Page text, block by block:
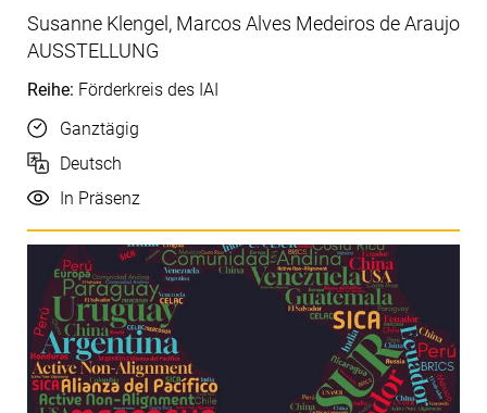
Susanne Klengel, Marcos Alves Medeiros de Araujo
AUSSTELLUNG
Reihe: Förderkreis des IAI
Uhrzeit
Ganztägig
Sprache
Deutsch
Durchführung
In Präsenz